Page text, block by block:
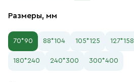
Размеры, мм
70*90 88*104 105*125 127*158
180*240 240*300 300*400